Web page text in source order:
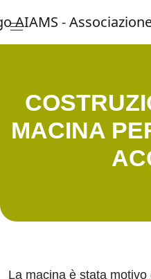
Menu principale
MACINA
La macina è stata